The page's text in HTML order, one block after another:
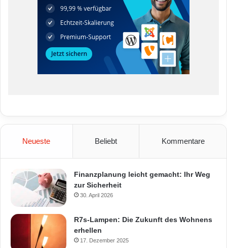
Neueste Beliebt Kommentare
Finanzplanung leicht gemacht: Ihr Weg
zur Sicherheit
30. April 2026
R7s-Lampen: Die Zukunft des Wohnens
erhellen
17. Dezember 2025